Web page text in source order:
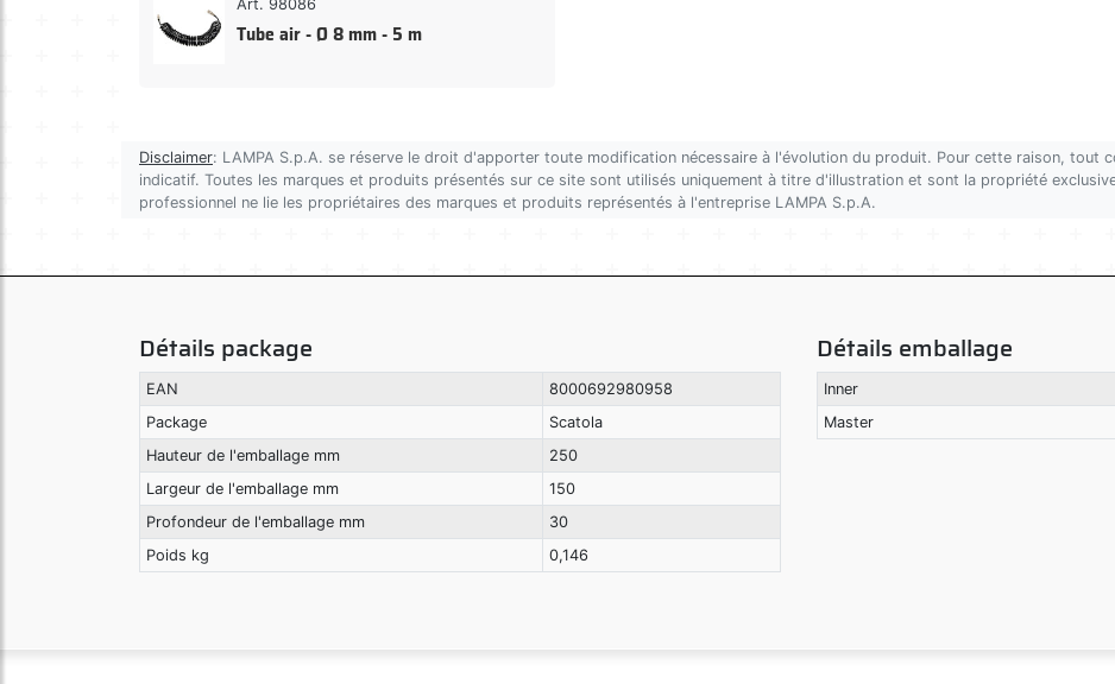
Art. 98086
Tube air - Ø 8 mm - 5 m
Disclaimer: LAMPA S.p.A. se réserve le droit d'apporter toute modification nécessaire à l'évolution du produit. Pour cette raison, tout
indicatif. Toutes les marques et produits présentés sur ce site sont utilisés uniquement à titre d'illustration et sont la propriété
professionnel ne lie les propriétaires des marques et produits représentés à l'entreprise LAMPA S.p.A.
Détails package
EAN
8000692980958
Package
Scatola
Hauteur de l'emballage mm
250
Largeur de l'emballage mm
150
Profondeur de l'emballage mm
30
Poids kg
0,146
Détails emballage
Inner
Master